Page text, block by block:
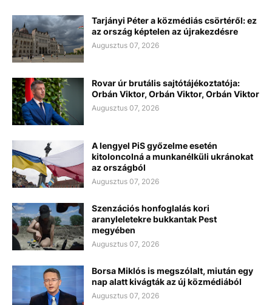
Tarjányi Péter a közmédiás csörtéről: ez
az ország képtelen az újrakezdésre
Augusztus 07, 2026
Rovar úr brutális sajtótájékoztatója:
Orbán Viktor, Orbán Viktor, Orbán Viktor
Augusztus 07, 2026
A lengyel PiS győzelme esetén
kitoloncolná a munkanélküli ukránokat
az országból
Augusztus 07, 2026
Szenzációs honfoglalás kori
aranyleletekre bukkantak Pest
megyében
Augusztus 07, 2026
Borsa Miklós is megszólalt, miután egy
nap alatt kivágták az új közmédiából
Augusztus 07, 2026